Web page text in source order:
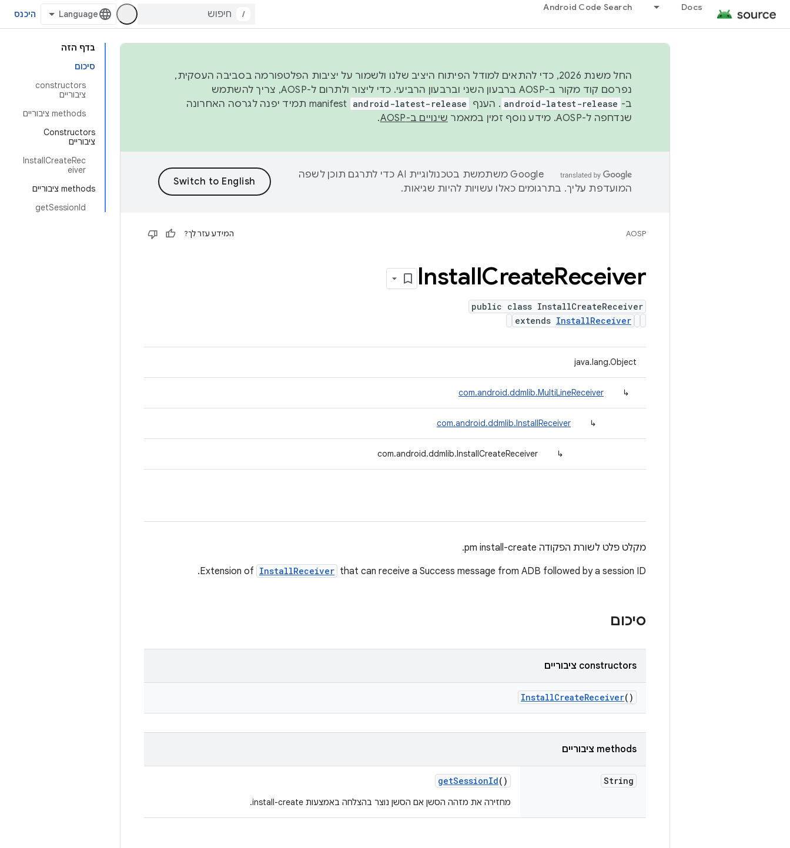
Docs
Android Code Search
/ היכנס
בדף הזה
סיכום
‫constructors
ציבוריים
‫methods ציבוריים
Constructors
ציבוריים
InstallCreateRec
eiver
‫methods ציבוריים
getSessionId
החל משנת 2026, כדי להתאים למודל הפיתוח היציב שלנו ולשמור על יציבות הפלטפורמה בסביבה העסקית,
נפרסם קוד מקור ב-AOSP ברבעון השני וברבעון הרביעי. כדי ליצור ולתרום ל-AOSP, צריך להשתמש
ב- android-latest-release . הענף android-latest-release
manifest תמיד יפנה לגרסה האחרונה
שנדחפה ל-AOSP. מידע נוסף זמין במאמר
שינויים ב-AOSP .
‫Google משתמשת בטכנולוגיית AI כדי לתרגם תוכן לשפה
המועדפת עליך. בתרגומים כאלו עשויות להיות שגיאות.
AOSP המידע עזר לך?
InstallCreateReceiver
public class InstallCreateReceiver
extends InstallReceiver
java.lang.Object
↳
com.android.ddmlib.MultiLineReceiver
↳
com.android.ddmlib.InstallReceiver
↳
com.android.ddmlib.InstallCreateReceiver
מקלט פלט לשורת הפקודה pm install-create.
‫Extension of InstallReceiver that can receive a Success message from ADB followed by a session ID.
סיכום
‫constructors ציבוריים
InstallCreateReceiver()
‫methods ציבוריים
String
getSessionId()
מחזירה את מזהה הסשן אם הסשן נוצר בהצלחה באמצעות install-create.